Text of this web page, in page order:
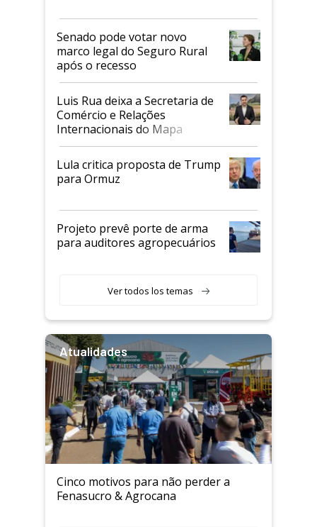
Senado pode votar novo
marco legal do Seguro Rural
após o recesso
Luis Rua deixa a Secretaria de
Comércio e Relações
Internacionais do Mapa
Lula critica proposta de Trump
para Ormuz
Projeto prevê porte de arma
para auditores agropecuários
Ver todos los temas
Atualidades
Cinco motivos para não perder a
Fenasucro & Agrocana